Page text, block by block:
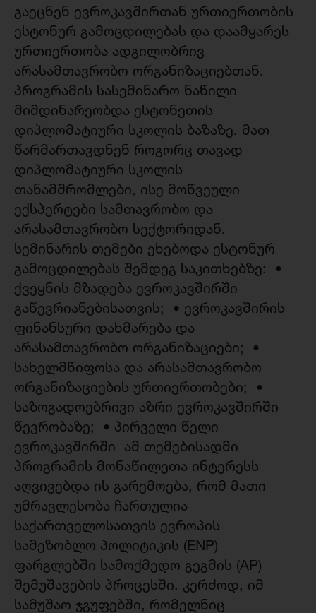
გაეცნენ ევროკავშირთან ურთიერთობის
ესტონურ გამოცდილებას და დაამყარეს
ურთიერთობა ადგილობრივ
არასამთავრობო ორგანიზაციებთან.
პროგრამის სასემინარო ნაწილი
მიმდინარეობდა ესტონეთის
დიპლომატიური სკოლის ბაზაზე. მათ
წარმართავდნენ როგორც თავად
დიპლომატიური სკოლის
თანამშრომლები, ისე მოწვეული
ექსპერტები სამთავრობო და
არასამთავრობო სექტორიდან.
სემინარის თემები ეხებოდა ესტონურ
გამოცდილებას შემდეგ საკითხებზე: •
ქვეყნის მზადება ევროკავშირში
გაწევრიანებისათვის; • ევროკავშირის
ფინანსური დახმარება და
არასამთავრობო ორგანიზაციები; •
სახელმწიფოსა და არასამთავრობო
ორგანიზაციების ურთიერთობები; •
საზოგადოებრივი აზრი ევროკავშირში
წევრობაზე; • პირველი წელი
ევროკავშირში ამ თემებისადმი
პროგრამის მონაწილეთა ინტერესს
აღვივებდა ის გარემოება, რომ მათი
უმრავლესობა ჩართულია
საქართველოსათვის ევროპის
სამეზობლო პოლიტიკის (ENP)
ფარგლებში სამოქმედო გეგმის (AP)
შემუშავების პროცესში. კერძოდ, იმ
სამუშაო ჯგუფებში, რომელნიც